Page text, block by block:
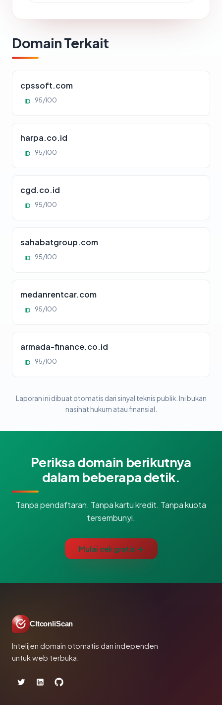
Domain Terkait
cpssoft.com
ID 95/100
harpa.co.id
ID 95/100
cgd.co.id
ID 95/100
sahabatgroup.com
ID 95/100
medanrentcar.com
ID 95/100
armada-finance.co.id
ID 95/100
Laporan ini dibuat otomatis dari sinyal teknis publik. Ini bukan
nasihat hukum atau finansial.
Periksa domain berikutnya
dalam beberapa detik.
Tanpa pendaftaran. Tanpa kartu kredit. Tanpa kuota
tersembunyi.
Mulai cek gratis →
CltconliScan
Intelijen domain otomatis dan independen
untuk web terbuka.